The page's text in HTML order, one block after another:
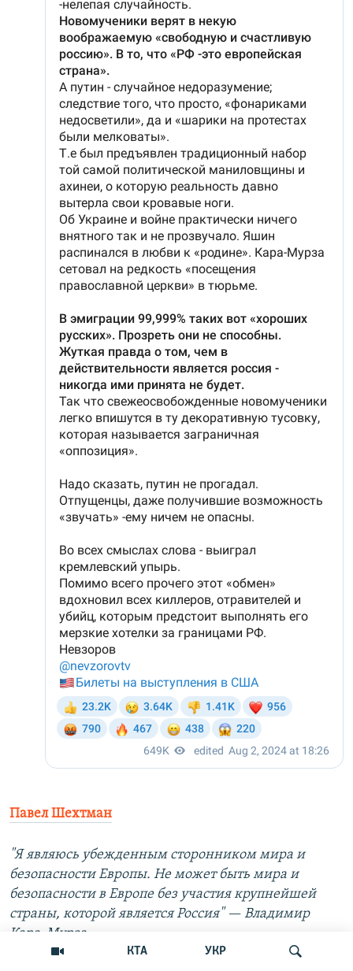
КТА УКР
Павел Шехтман
"Я являюсь убежденным сторонником мира и
безопасности Европы. Не может быть мира и
безопасности в Европе без участия крупнейшей
страны, которой является Россия" — Владимир
Кара-Мурза.
Это уже не тема "Путин плохой – россияне